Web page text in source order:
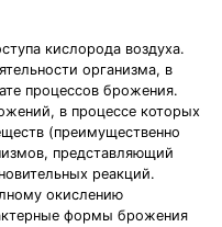
кислорода воздуха.
организма, в
процессов брожения.
в процессе которых
(преимущественно
представляющий
реакций.
окислению
формы брожения